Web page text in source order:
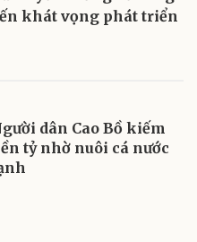
khát vọng phát triển
dân Cao Bồ kiếm
tỷ nhờ nuôi cá nước